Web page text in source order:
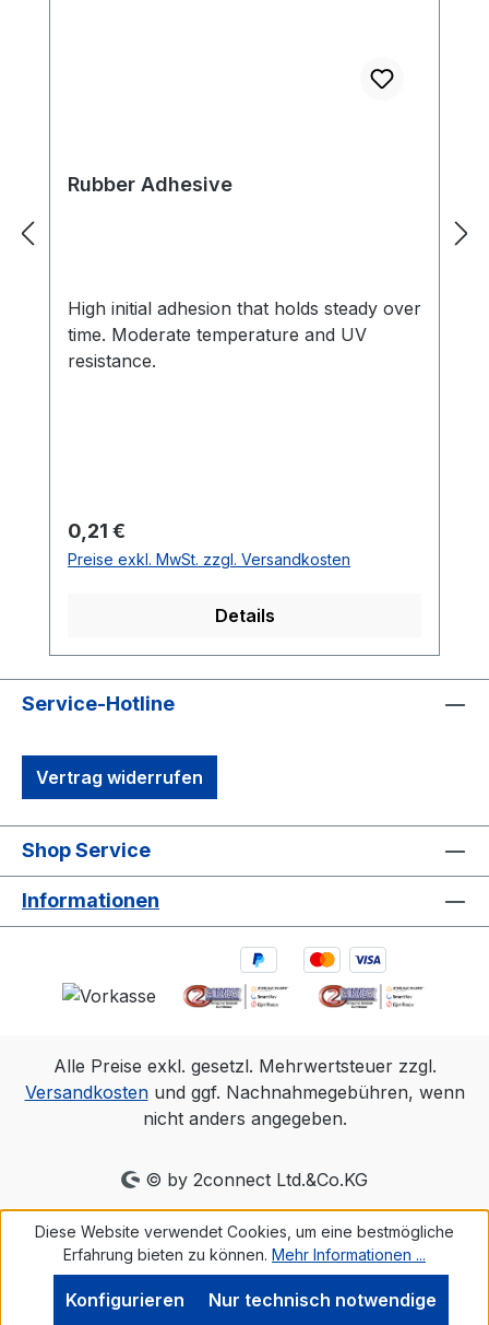
Rubber Adhesive
High initial adhesion that holds steady over
time. Moderate temperature and UV
resistance.
Regulärer Preis:
0,21 €
Preise exkl. MwSt. zzgl. Versandkosten
Details
Service-Hotline
Vertrag widerrufen
Shop Service
Informationen
Alle Preise exkl. gesetzl. Mehrwertsteuer zzgl.
Versandkostenund ggf. Nachnahmegebühren, wenn
nicht anders angegeben.
© by 2connect Ltd.&Co.KG
Diese Website verwendet Cookies, um eine bestmögliche
Erfahrung bieten zu können. Mehr Informationen ...
Nur technisch notwendige
Konfigurieren